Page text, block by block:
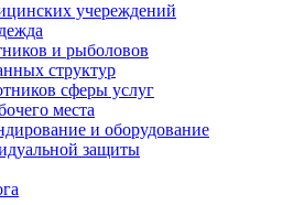
учереждений
и рыболовов
структур
сферы услуг
места
и оборудование
защиты